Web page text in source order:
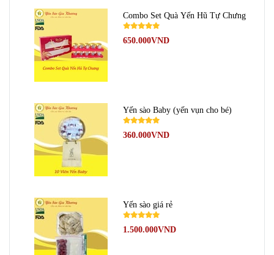
Combo Set Quà Yến Hũ Tự Chưng
650.000VND
Yến sào Baby (yến vụn cho bé)
360.000VND
Yến sào giá rẻ
1.500.000VND